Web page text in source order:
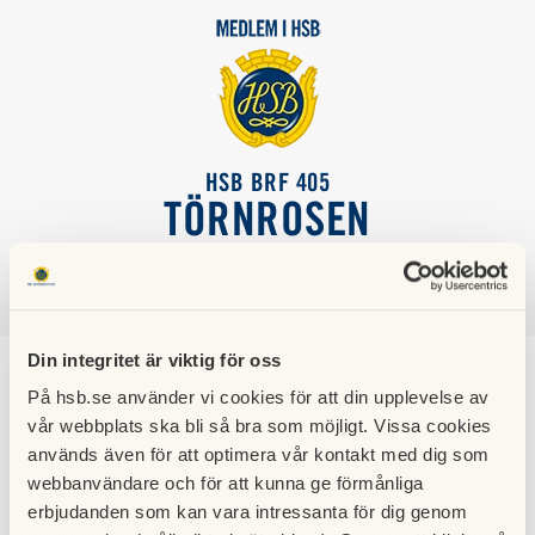
Din integritet är viktig för oss
På hsb.se använder vi cookies för att din upplevelse av
vår webbplats ska bli så bra som möjligt. Vissa cookies
används även för att optimera vår kontakt med dig som
webbanvändare och för att kunna ge förmånliga
erbjudanden som kan vara intressanta för dig genom
HSB BRF 405
TÖRNROSEN
Energiförvaltning
14 mars 2023
Styrelsen har beslutat att skriva ett 5 årigt avtal med HSB
Värmland som har en lång erfarenhet av energifrågor.